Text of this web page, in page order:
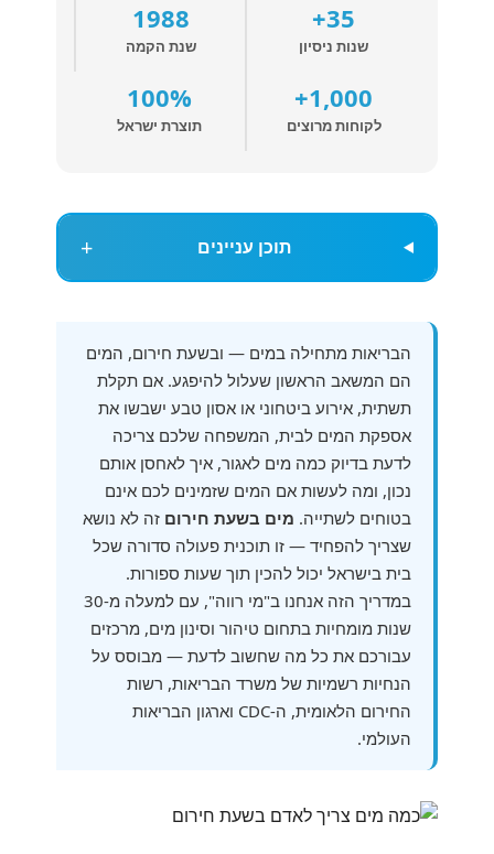
35+
שנות ניסיון
1988
שנת הקמה
1,000+
לקוחות מרוצים
100%
תוצרת ישראל
תוכן עניינים +
הבריאות מתחילה במים — ובשעת חירום, המים
הם המשאב הראשון שעלול להיפגע. אם תקלת
תשתית, אירוע ביטחוני או אסון טבע ישבשו את
אספקת המים לבית, המשפחה שלכם צריכה
לדעת בדיוק כמה מים לאגור, איך לאחסן אותם
נכון, ומה לעשות אם המים שזמינים לכם אינם
בטוחים לשתייה. מים בשעת חירום זה לא נושא
שצריך להפחיד — זו תוכנית פעולה סדורה שכל
בית בישראל יכול להכין תוך שעות ספורות.
במדריך הזה אנחנו ב"מי רווה", עם למעלה מ-30
שנות מומחיות בתחום טיהור וסינון מים, מרכזים
עבורכם את כל מה שחשוב לדעת — מבוסס על
הנחיות רשמיות של משרד הבריאות, רשות
החירום הלאומית, ה-CDC וארגון הבריאות
העולמי.